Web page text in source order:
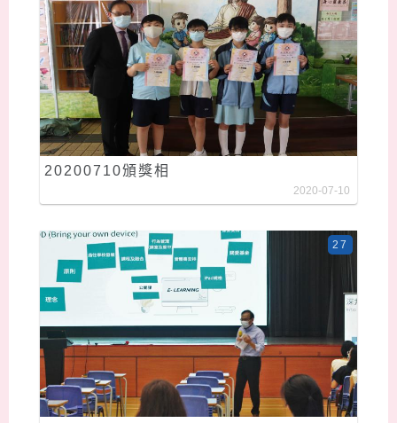
20200710頒獎相
2020-07-10
27